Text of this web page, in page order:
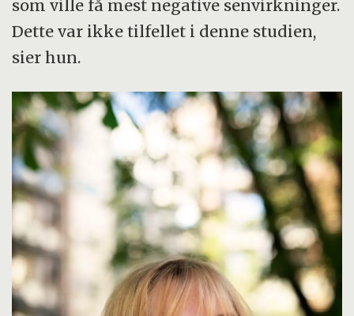
som ville få mest negative senvirkninger.
Dette var ikke tilfellet i denne studien,
sier hun.